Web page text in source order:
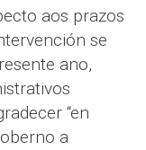
aos prazos
se
ano,
“en
a